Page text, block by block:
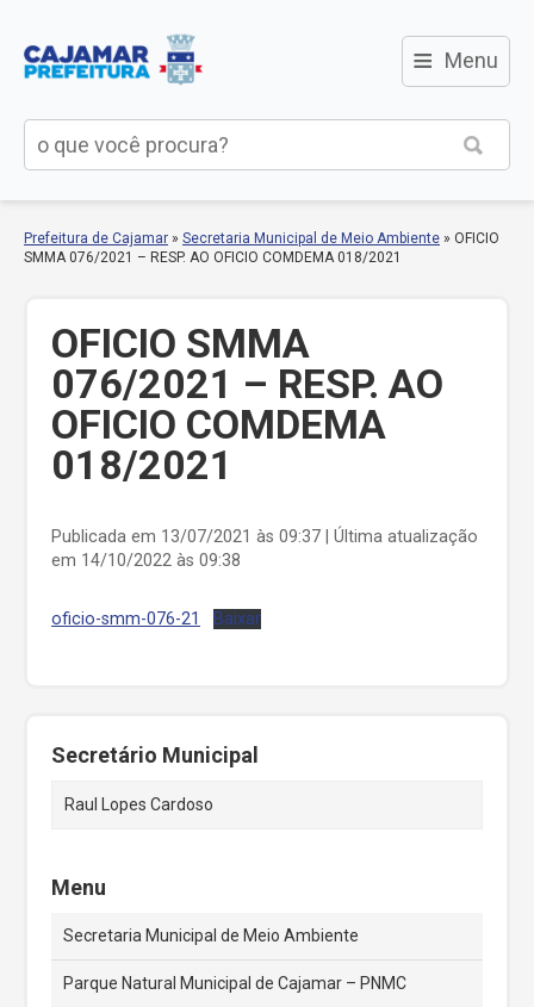
≡ Menu
Prefeitura de Cajamar » Secretaria Municipal de Meio Ambiente » OFICIO
SMMA 076/2021 – RESP. AO OFICIO COMDEMA 018/2021
OFICIO SMMA
076/2021 – RESP. AO
OFICIO COMDEMA
018/2021
Publicada em 13/07/2021 às 09:37 | Última atualização
em 14/10/2022 às 09:38
oficio-smm-076-21 Baixar
Secretário Municipal
Raul Lopes Cardoso
Menu
Secretaria Municipal de Meio Ambiente
Parque Natural Municipal de Cajamar – PNMC